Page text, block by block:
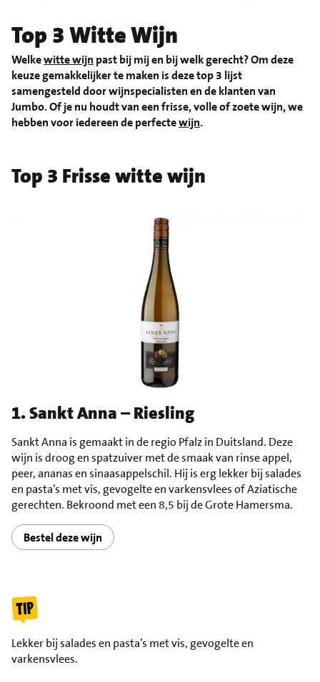
Top 3 Witte Wijn
Welkewitte wijn past bij mij en bij welk gerecht? Om deze
keuze gemakkelijker te maken is deze top 3 lijst
samengesteld door wijnspecialisten en de klanten van
Jumbo. Of je nu houdt van een frisse, volle of zoete wijn, we
hebben voor iedereen de perfectewijn.
Top 3 Frisse witte wijn
1. Sankt Anna – Riesling
Sankt Anna is gemaakt in de regio Pfalz in Duitsland. Deze
wijn is droog en spatzuiver met de smaak van rinse appel,
peer, ananas en sinaasappelschil. Hij is erg lekker bij salades
en pasta’s met vis, gevogelte en varkensvlees of Aziatische
gerechten. Bekroond met een 8,5 bij de Grote Hamersma.
Bestel deze wijn
Lekker bij salades en pasta’s met vis, gevogelte en
varkensvlees.